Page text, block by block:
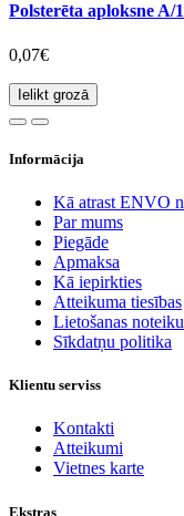
Polsterēta aploksne A/
0,07€
Ielikt grozā
Informācija
Kā atrast ENVO
Par mums
Piegāde
Apmaksa
Kā iepirkties
Atteikuma tiesības
Lietošanas
Sīkdatņu politika
Klientu serviss
Kontakti
Atteikumi
Vietnes karte
Ekstras